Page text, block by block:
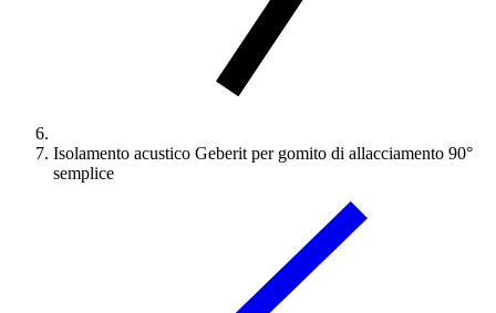
Isolamento acustico Geberit per gomito di allacciamento 90°
semplice